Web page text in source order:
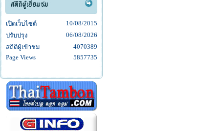
เปิดเว็บไซต์
10/08/2015
ปรับปรุง
06/08/2026
สถิติผู้เข้าชม
4070389
Page Views
5857735